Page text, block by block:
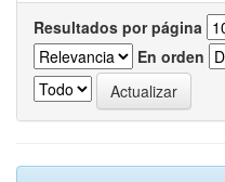
Resultados por página
En orden